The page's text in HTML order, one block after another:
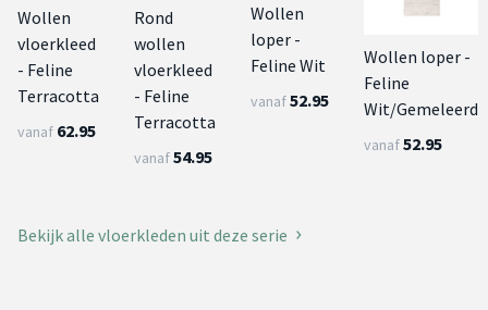
Wollen
vloerkleed
- Feline
Terracotta
vanaf 62.95
Rond
wollen
vloerkleed
- Feline
Terracotta
vanaf54.95
Wollen
loper -
Feline Wit
vanaf52.95
Wollen loper -
Feline
Wit/Gemeleerd
vanaf52.95
Bekijk alle vloerkleden uit deze serie